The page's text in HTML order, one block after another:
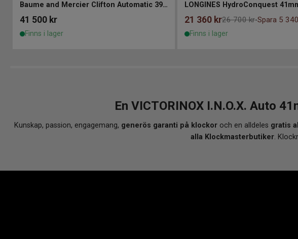
Baume and Mercier Clifton Automatic 39mm
41 500 kr
Finns i lager
LONGINES HydroConquest
21 360 kr26 700 kr-Spara 5
Finns i lager
En VICTORINOX I.N.O.X. Auto
Kunskap, passion, engagemang, generös garanti på klockor och en alldeles gratis
alla Klockmasterbutiker.